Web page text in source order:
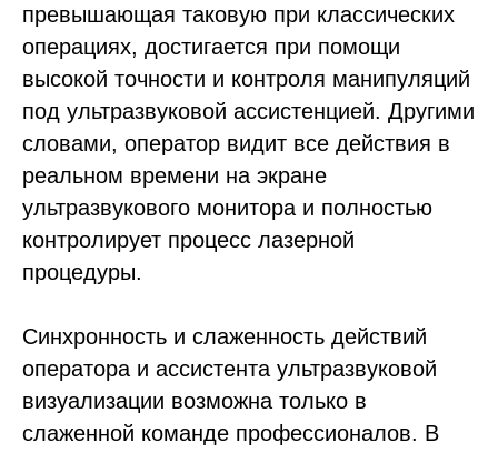
превышающая таковую при классических
операциях, достигается при помощи
высокой точности и контроля манипуляций
под ультразвуковой ассистенцией. Другими
словами, оператор видит все действия в
реальном времени на экране
ультразвукового монитора и полностью
контролирует процесс лазерной
процедуры.
Синхронность и слаженность действий
оператора и ассистента ультразвуковой
визуализации возможна только в
слаженной команде профессионалов. В